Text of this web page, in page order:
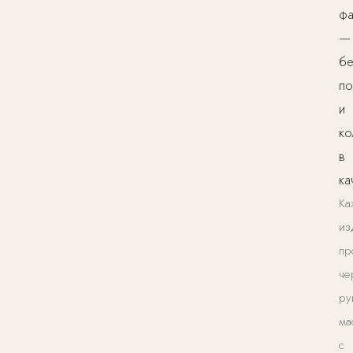
—
и
в
с